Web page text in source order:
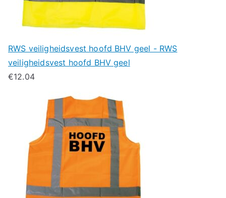
RWS veiligheidsvest hoofd BHV geel - RWS
veiligheidsvest hoofd BHV geel
€12.04